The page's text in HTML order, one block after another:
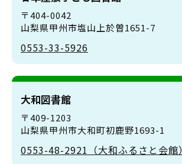
〒404-0042
山梨県甲州市塩山上於曽1651-7
0553-33-5926
大和図書館
〒409-1203
山梨県甲州市大和町初鹿野1693-1
0553-48-2921（大和ふるさと会館）